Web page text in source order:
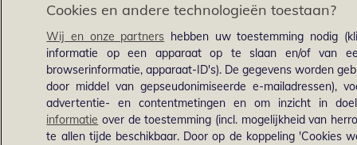
Cookies en andere technologieën toestaan?
Wij en onze partners hebben uw toestemming nodig
informatie op een apparaat op te slaan en/of van
browserinformatie, apparaat-ID's). De gegevens worden
door middel van gepseudonimiseerde e-mailadressen),
advertentie- en contentmetingen en om inzicht in
informatie over de toestemming (incl. mogelijkheid van
te allen tijde beschikbaar. Door op de koppeling 'Cookies